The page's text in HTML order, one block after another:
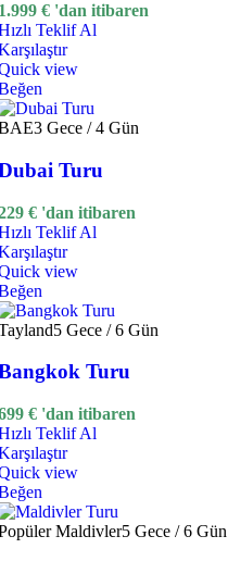
€ 'dan itibaren
Teklif Al
view
3 Gece / 4 Gün
Turu
€ 'dan itibaren
Teklif Al
view
5 Gece / 6 Gün
Turu
€ 'dan itibaren
Teklif Al
view
Maldivler5 Gece / 6 Gün